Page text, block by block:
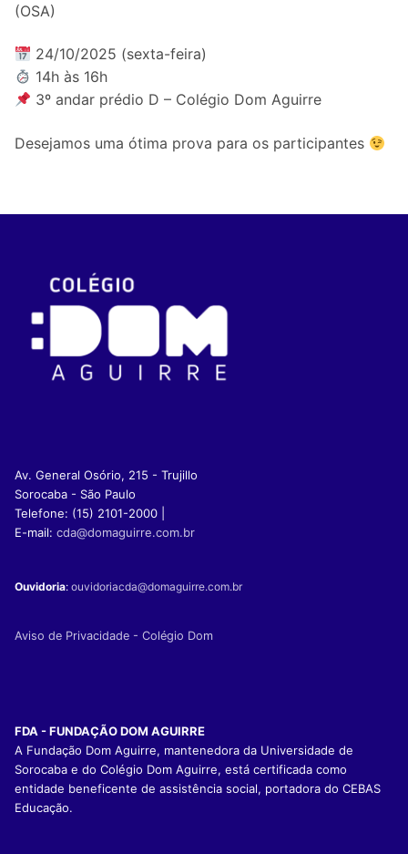
(OSA)
24/10/2025 (sexta-feira)
14h às 16h
3º andar prédio D – Colégio Dom Aguirre
Desejamos uma ótima prova para os participantes
Av. General Osório, 215 - Trujillo
Sorocaba - São Paulo
Telefone: (15) 2101-2000 |
E-mail: cda@domaguirre.com.br
Ouvidoria: ouvidoriacda@domaguirre.com.br
Aviso de Privacidade - Colégio Dom
FDA - FUNDAÇÃO DOM AGUIRRE
A Fundação Dom Aguirre, mantenedora da Universidade de
Sorocaba e do Colégio Dom Aguirre, está certificada como
entidade beneficente de assistência social, portadora do CEBAS
Educação.